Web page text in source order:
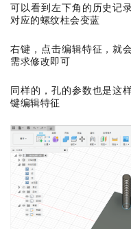
可以看到左下角的历史记
对应的螺纹柱会变蓝
右键，点击编辑特征，就
需求修改即可
同样的，孔的参数也是这
键编辑特征